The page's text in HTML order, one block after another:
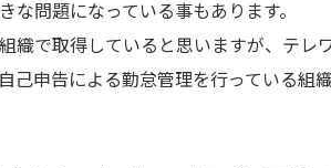
な問題になっている事もあります。
織で取得していると思いますが、テ
己申告による勤怠管理を行っている